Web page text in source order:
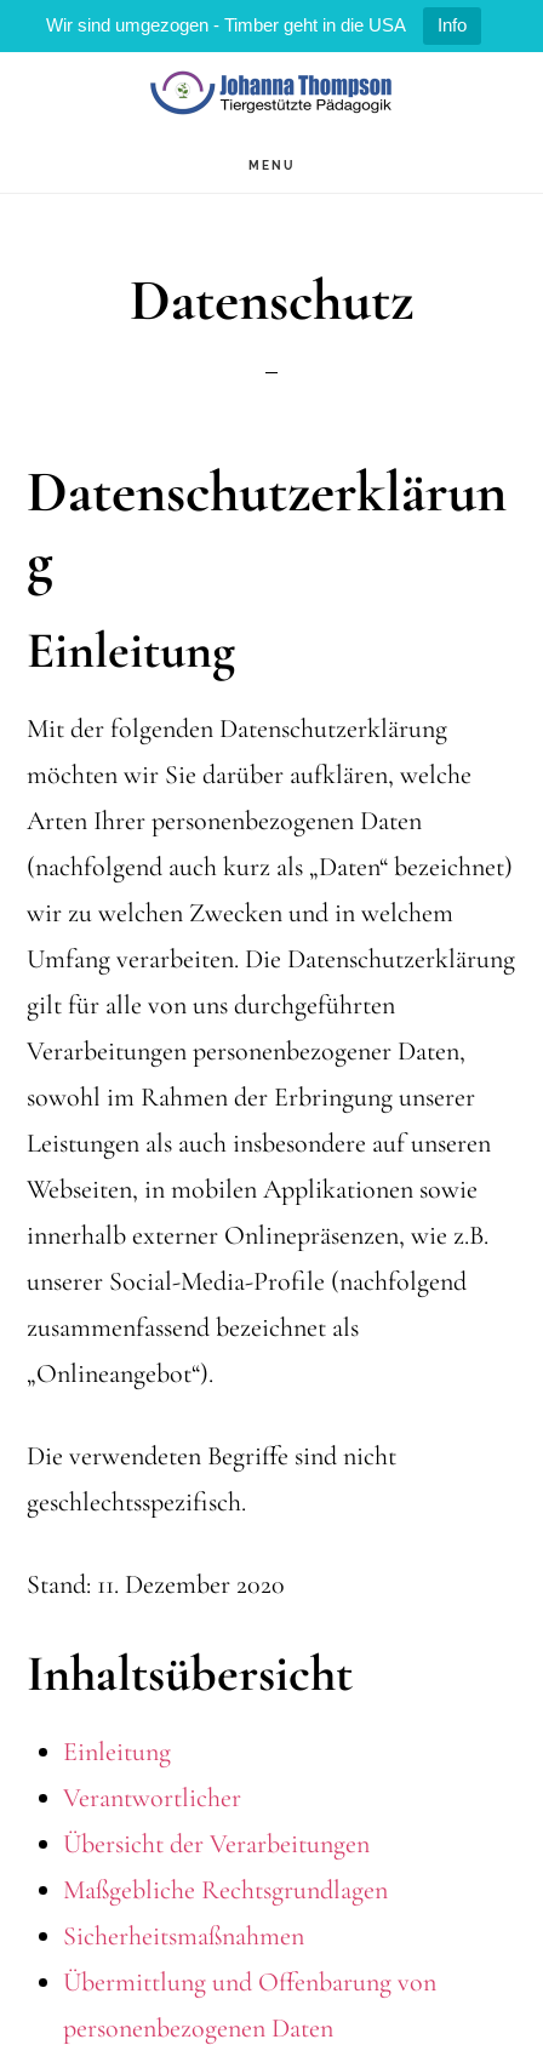
Wir sind umgezogen - Timber geht in die USA Info
MENU
Datenschutz
Datenschutzerklärun
g
Einleitung
Mit der folgenden Datenschutzerklärung
möchten wir Sie darüber aufklären, welche
Arten Ihrer personenbezogenen Daten
(nachfolgend auch kurz als „Daten“ bezeichnet)
wir zu welchen Zwecken und in welchem
Umfang verarbeiten. Die Datenschutzerklärung
gilt für alle von uns durchgeführten
Verarbeitungen personenbezogener Daten,
sowohl im Rahmen der Erbringung unserer
Leistungen als auch insbesondere auf unseren
Webseiten, in mobilen Applikationen sowie
innerhalb externer Onlinepräsenzen, wie z.B.
unserer Social-Media-Profile (nachfolgend
zusammenfassend bezeichnet als
„Onlineangebot“).
Die verwendeten Begriffe sind nicht
geschlechtsspezifisch.
Stand: 11. Dezember 2020
Inhaltsübersicht
Einleitung
Verantwortlicher
Übersicht der Verarbeitungen
Maßgebliche Rechtsgrundlagen
Sicherheitsmaßnahmen
Übermittlung und Offenbarung von
personenbezogenen Daten